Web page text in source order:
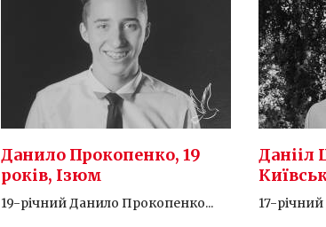
Данило Прокопенко, 19
років, Ізюм
19-річний Данило Прокопенко...
Данііл
17-